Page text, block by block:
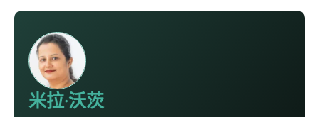
米拉·沃茨